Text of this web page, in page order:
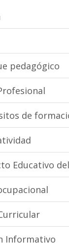
pedagógico
de
Educativo
Informativo